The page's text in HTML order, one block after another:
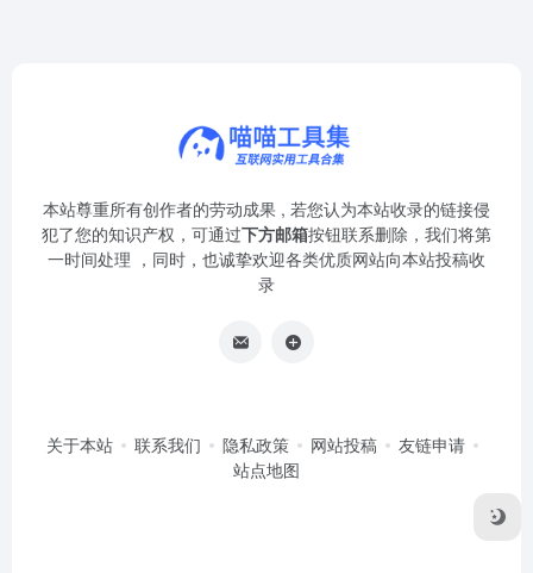
本站尊重所有创作者的劳动成果 , 若您认为本站收录的链接侵
犯了您的知识产权，可通过下方邮箱按钮联系删除，我们将第
一时间处理 ，同时，也诚挚欢迎各类优质网站向本站投稿收
录
关于本站 联系我们 隐私政策 网站投稿
友链申请
站点地图